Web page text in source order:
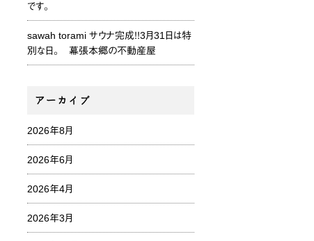
です。
sawah torami サウナ完成！！3月31日は特
別な日。 幕張本郷の不動産屋
アーカイブ
2026年8月
2026年6月
2026年4月
2026年3月